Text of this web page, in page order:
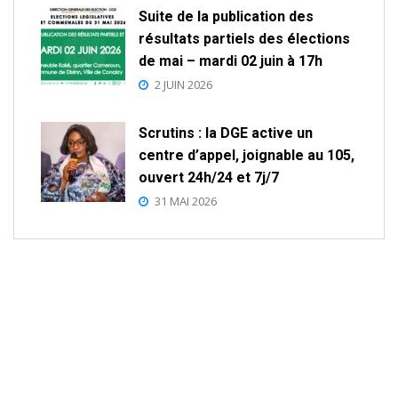
Suite de la publication des
résultats partiels des élections
de mai – mardi 02 juin à 17h
2 JUIN 2026
Scrutins : la DGE active un
centre d’appel, joignable au 105,
ouvert 24h/24 et 7j/7
31 MAI 2026